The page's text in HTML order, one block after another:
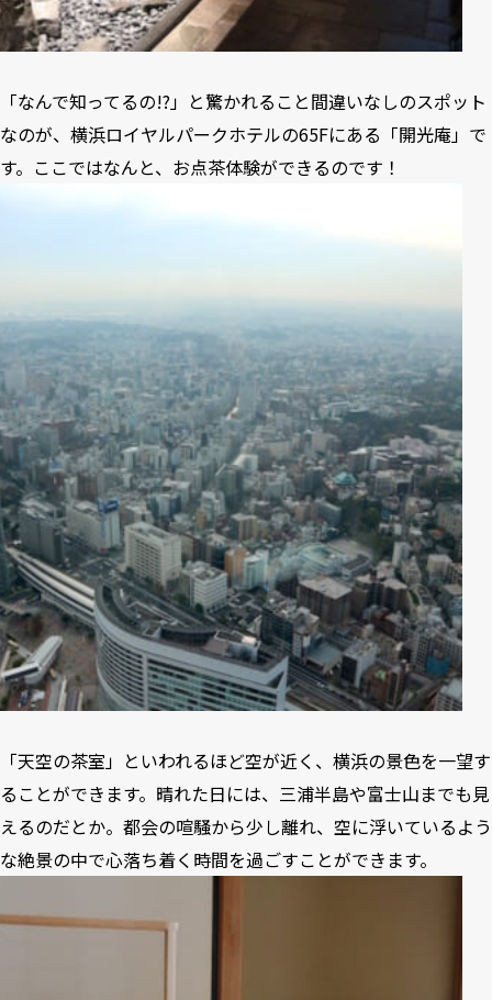
「なんで知ってるの!?」と驚かれること間違いなしのスポット
なのが、横浜ロイヤルパークホテルの65Fにある「開光庵」で
す。ここではなんと、お点茶体験ができるのです！
「天空の茶室」といわれるほど空が近く、横浜の景色を一望す
ることができます。晴れた日には、三浦半島や富士山までも見
えるのだとか。都会の喧騒から少し離れ、空に浮いているよう
な絶景の中で心落ち着く時間を過ごすことができます。